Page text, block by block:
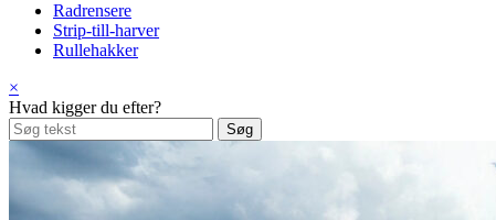
Radrensere
Strip-till-harver
Rullehakker
×
Hvad kigger du efter?